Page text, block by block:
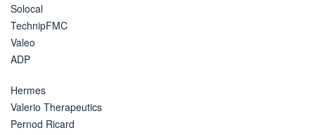
Solocal
TechnipFMC
Valeo
ADP
Hermes
Valerio Therapeutics
Pernod Ricard